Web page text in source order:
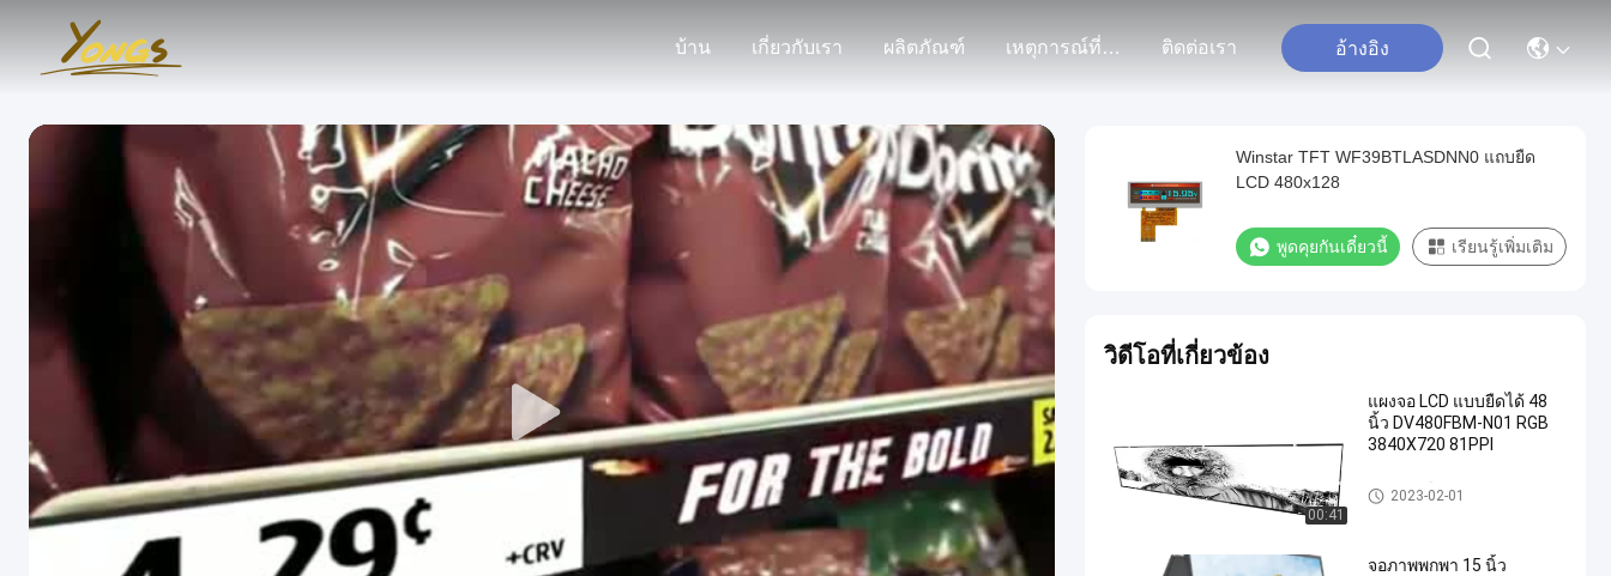
บ้าน เกี่ยวกับเรา ผลิตภัณฑ์ เหตุการณ์ที่เกิดขึ้น ติดต่อเรา อ้างอิง
Winstar TFT WF39BTLASDNN0 แถบยืด
LCD 480x128
พูดคุยกันเดี๋ยวนี้ เรียนรู้เพิ่มเติม
วิดีโอที่เกี่ยวข้อง
00:41
แผงจอ LCD แบบยืดได้ 48
นิ้ว DV480FBM-N01 RGB
3840X720 81PPI
LCD แถบยืด
2023-02-01
จอภาพพกพา 15 นิ้ว